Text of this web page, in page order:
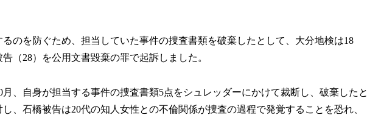
のを防ぐため、担当していた事件の捜査書類を破棄したとして、大分地検は18
（28）を公用文書毀棄の罪で起訴しました。
、自身が担当する事件の捜査書類5点をシュレッダーにかけて裁断し、破棄したと
、石橋被告は20代の知人女性との不倫関係が捜査の過程で発覚することを恐れ、